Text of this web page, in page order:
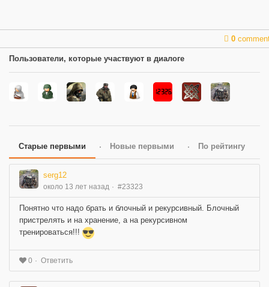
0
Пользователи, которые участвуют в диалоге
Старые первыми Новые первыми По рейтингу
serg12
около 13 лет назад #23323
Понятно что надо брать и блочный и рекурсивный. Блочный
пристрелять и на хранение, а на рекурсивном
тренироваться!!!
0 Ответить